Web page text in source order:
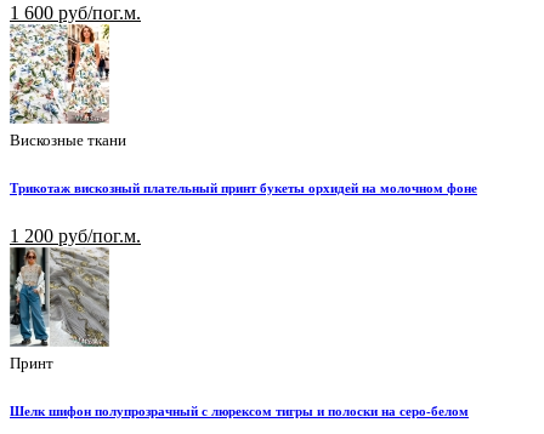
1 600 руб/пог.м.
Вискозные ткани
Трикотаж вискозный плательный принт букеты орхидей на молочном фоне
1 200 руб/пог.м.
Принт
Шелк шифон полупрозрачный с люрексом тигры и полоски на серо-белом